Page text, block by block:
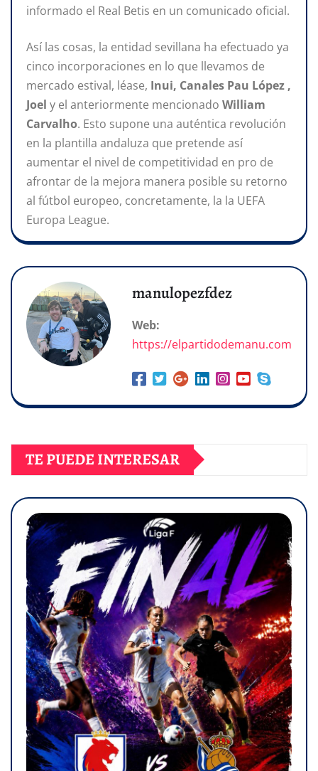
informado el Real Betis en un comunicado oficial.
Así las cosas, la entidad sevillana ha efectuado ya
cinco incorporaciones en lo que llevamos de
mercado estival, léase, Inui, Canales Pau López ,
Joel y el anteriormente mencionado William
Carvalho. Esto supone una auténtica revolución
en la plantilla andaluza que pretende así
aumentar el nivel de competitividad en pro de
afrontar de la mejora manera posible su retorno
al fútbol europeo, concretamente, la la UEFA
Europa League.
manulopezfdez
Web:
https://elpartidodemanu.com
TE PUEDE INTERESAR